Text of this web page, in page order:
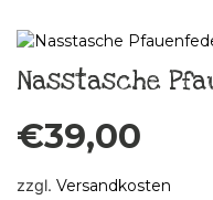
Nasstasche
€39,00
zzgl. Versandkosten